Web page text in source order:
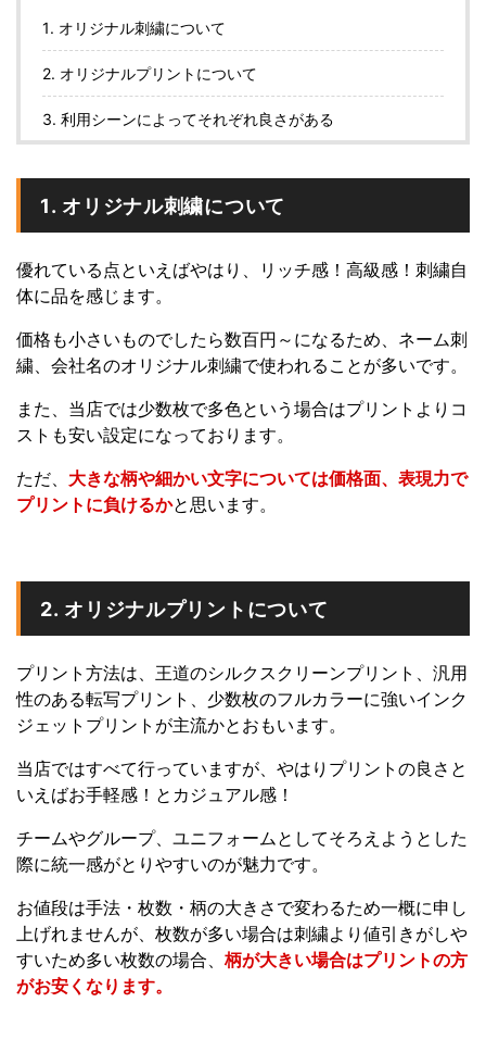
1. オリジナル刺繍について
2. オリジナルプリントについて
3. 利用シーンによってそれぞれ良さがある
1. オリジナル刺繍について
優れている点といえばやはり、リッチ感！高級感！刺繍自
体に品を感じます。
価格も小さいものでしたら数百円～になるため、ネーム刺
繍、会社名のオリジナル刺繍で使われることが多いです。
また、当店では少数枚で多色という場合はプリントよりコ
ストも安い設定になっております。
ただ、 大きな柄や細かい文字については価格面、表現力で
プリントに負けるかと思います。
2. オリジナルプリントについて
プリント方法は、王道のシルクスクリーンプリント、汎用
性のある転写プリント、少数枚のフルカラーに強いインク
ジェットプリントが主流かとおもいます。
当店ではすべて行っていますが、やはりプリントの良さと
いえばお手軽感！とカジュアル感！
チームやグループ、ユニフォームとしてそろえようとした
際に統一感がとりやすいのが魅力です。
お値段は手法・枚数・柄の大きさで変わるため一概に申し
上げれませんが、枚数が多い場合は刺繍より値引きがしや
すいため多い枚数の場合、 柄が大きい場合はプリントの方
がお安くなります。